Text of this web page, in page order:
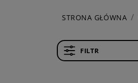
STRONA GŁÓWNA
FILTR